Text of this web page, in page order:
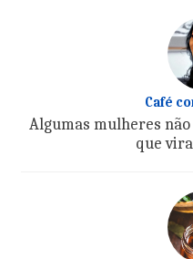
Café
Algumas mulheres
que